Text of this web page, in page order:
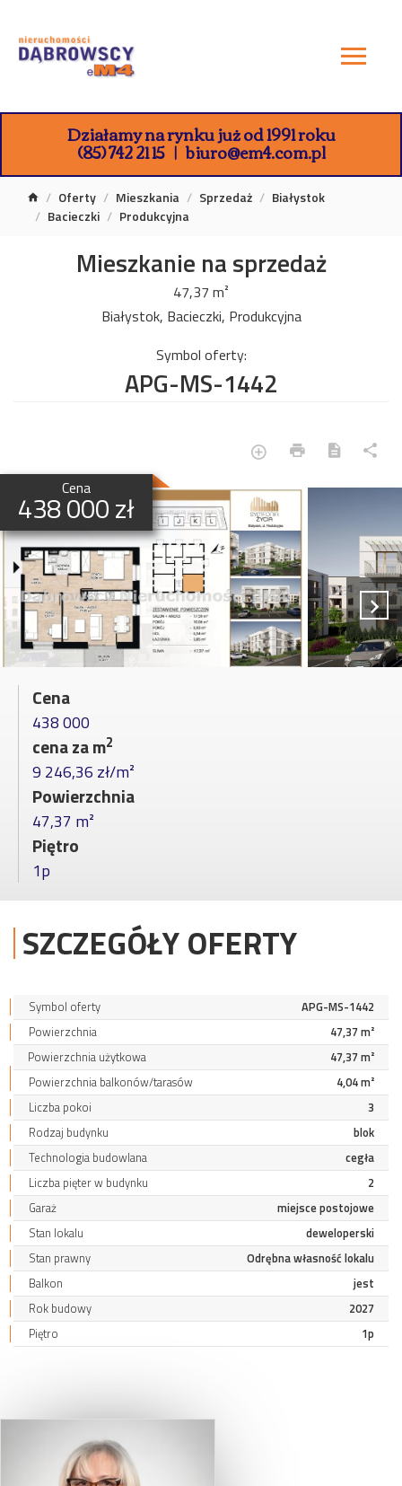
Działamy na rynku już od 1991 roku
(85) 742 21 15 biuro@em4.com.pl
Oferty Mieszkania Sprzedaż
Białystok
Bacieczki
Produkcyjna
Mieszkanie na sprzedaż
47,37 m²
Białystok, Bacieczki, Produkcyjna
Symbol oferty:
APG-MS-1442
Cena
438 000 zł
Cena
438 000
cena za m2
9 246,36 zł/m²
Powierzchnia
47,37 m²
Piętro
1p
SZCZEGÓŁY OFERTY
Symbol oferty
APG-MS-1442
Powierzchnia
47,37 m²
Powierzchnia użytkowa
47,37 m²
Powierzchnia balkonów/tarasów
4,04 m²
Liczba pokoi
3
Rodzaj budynku
blok
Technologia budowlana
cegła
Liczba pięter w budynku
2
Garaż
miejsce postojowe
Stan lokalu
deweloperski
Stan prawny
Odrębna własność lokalu
Balkon
jest
Rok budowy
2027
Piętro
1p